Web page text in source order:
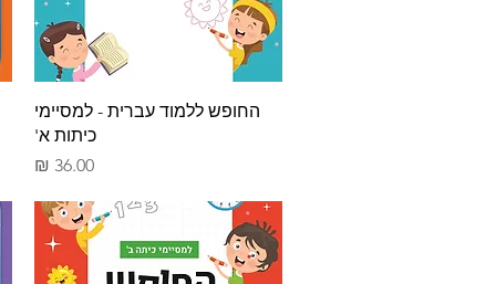
תצוגה מהירה
החופש ללמוד עברית - למסיימי
כיתות א'
מחיר‏36.00 ‏₪